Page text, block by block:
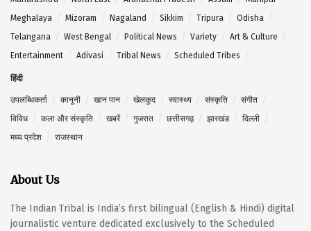
Meghalaya
Mizoram Nagaland Sikkim Tripura
Odisha
Telangana
West Bengal Political News Variety
Art & Culture
Entertainment
Adivasi Tribal News Scheduled Tribes
हिंदी
उपलब्धिकर्ता कानूनी खान पान खेलकूद स्वास्थ्य संस्कृति
संगीत
विविध
कला और संस्कृति खबरें गुजरात छत्तीसगढ़ झारखंड
दिल्ली
मध्य प्रदेश
राजस्थान
About Us
The Indian Tribal is India’s first bilingual (English & Hindi) digital
journalistic venture dedicated exclusively to the Scheduled